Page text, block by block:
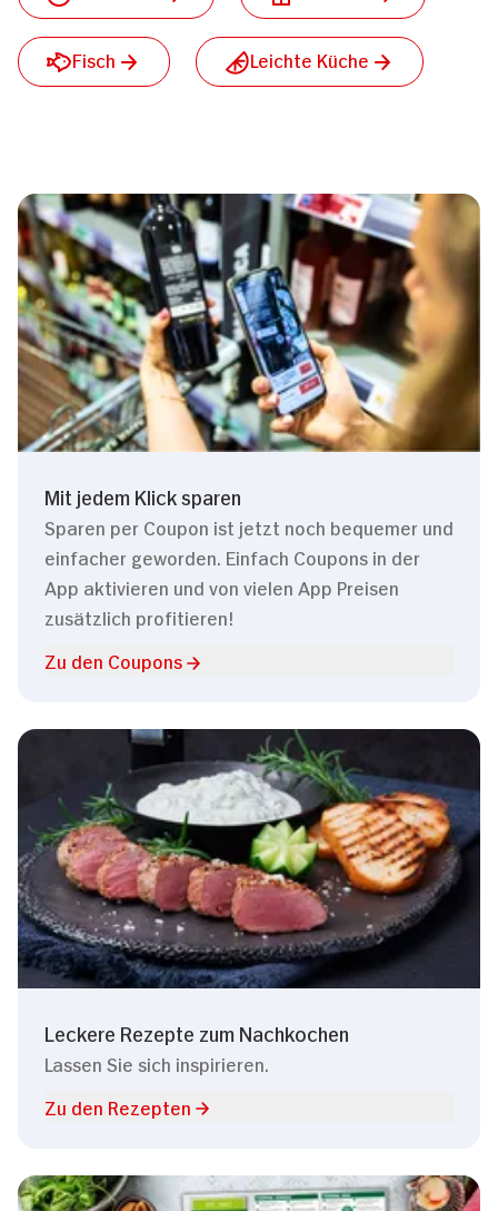
Fisch Leichte Küche
Mit jedem Klick sparen
Sparen per Coupon ist jetzt noch bequemer und
einfacher geworden. Einfach Coupons in der
App aktivieren und von vielen App Preisen
zusätzlich profitieren!
Zu den Coupons
Leckere Rezepte zum Nachkochen
Lassen Sie sich inspirieren.
Zu den Rezepten